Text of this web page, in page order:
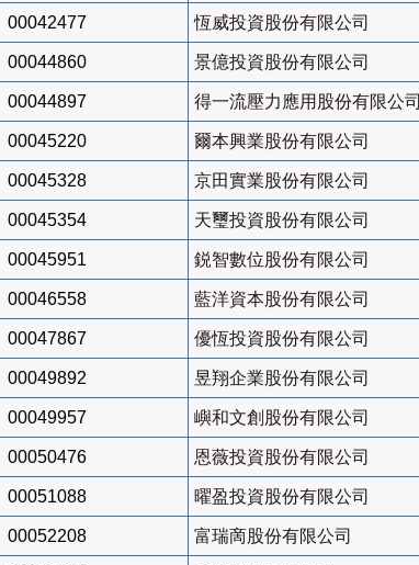
00042477 恆威投資股份有限公司
00044860 景億投資股份有限公司
00044897 得一流壓力應用股份有限公司
00045220 爾本興業股份有限公司
00045328 京田實業股份有限公司
00045354 天璽投資股份有限公司
00045951 鋭智數位股份有限公司
00046558 藍洋資本股份有限公司
00047867 優恆投資股份有限公司
00049892 昱翔企業股份有限公司
00049957 嶼和文創股份有限公司
00050476 恩薇投資股份有限公司
00051088 曜盈投資股份有限公司
00052208 富瑞啇股份有限公司